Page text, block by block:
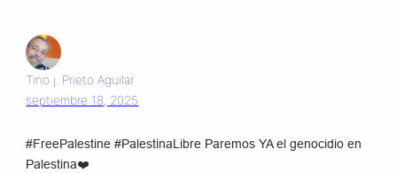
Tino j. Prieto Aguilar
septiembre 18, 2025
#FreePalestine #PalestinaLibre Paremos YA el genocidio en
Palestina❤️